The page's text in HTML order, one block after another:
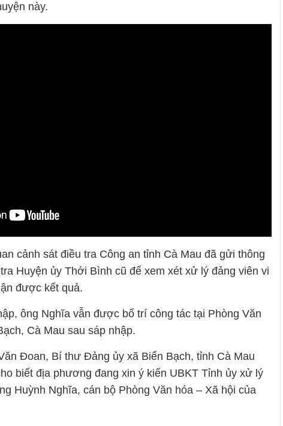
này.
cảnh sát điều tra Công an tỉnh Cà Mau đã gửi thông
Huyện ủy Thới Bình cũ để xem xét xử lý đảng viên vi
được kết quả.
ông Nghĩa vẫn được bố trí công tác tại Phòng Văn
Cà Mau sau sáp nhập.
Đoan, Bí thư Đảng ủy xã Biển Bạch, tỉnh Cà Mau
biết địa phương đang xin ý kiến UBKT Tỉnh ủy xử lý
Huỳnh Nghĩa, cán bộ Phòng Văn hóa – Xã hội của